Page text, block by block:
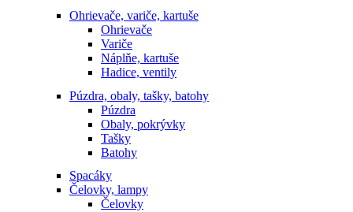
Ohrievače, variče, kartuše
Ohrievače
Variče
Náplňe, kartuše
Hadice, ventily
Púzdra, obaly, tašky, batohy
Púzdra
Obaly, pokrývky
Tašky
Batohy
Spacáky
Čelovky, lampy
Čelovky